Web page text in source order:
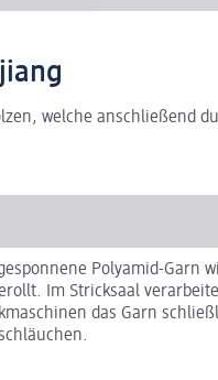
welche anschließend
Polyamid-Garn
Im Stricksaal
das Garn